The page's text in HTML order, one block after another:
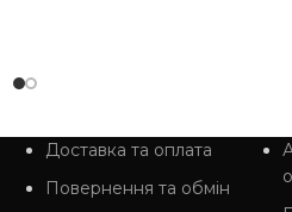
Доставка та оплата
Повернення та обмін